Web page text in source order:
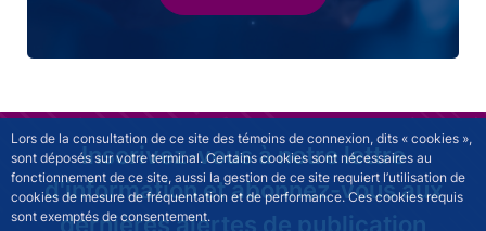
Lors de la consultation de ce site des témoins de connexion, dits « cookies »,
sont déposés sur votre terminal. Certains cookies sont nécessaires au
fonctionnement de ce site, aussi la gestion de ce site requiert l’utilisation de
cookies de mesure de fréquentation et de performance. Ces cookies requis
sont exemptés de consentement.
Inscrivez-vous à notre lettre
d'information et abonnez-vous aux
dernières alertes de publication